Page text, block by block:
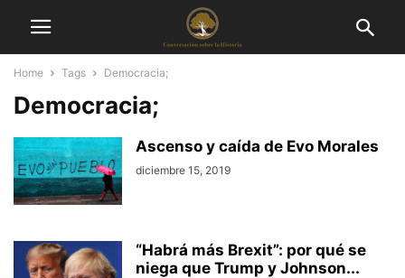
Home Tags Democracia;
Democracia;
Ascenso y caída de Evo Morales
diciembre 15, 2019
“Habrá más Brexit”: por qué se
niega que Trump y Johnson...